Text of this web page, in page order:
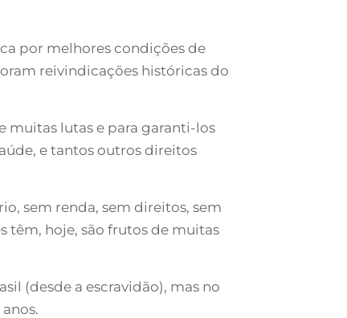
por melhores condições de
reivindicações históricas do
muitas lutas e para garanti-los
e tantos outros direitos
sem renda, sem direitos, sem
têm, hoje, são frutos de muitas
(desde a escravidão), mas no